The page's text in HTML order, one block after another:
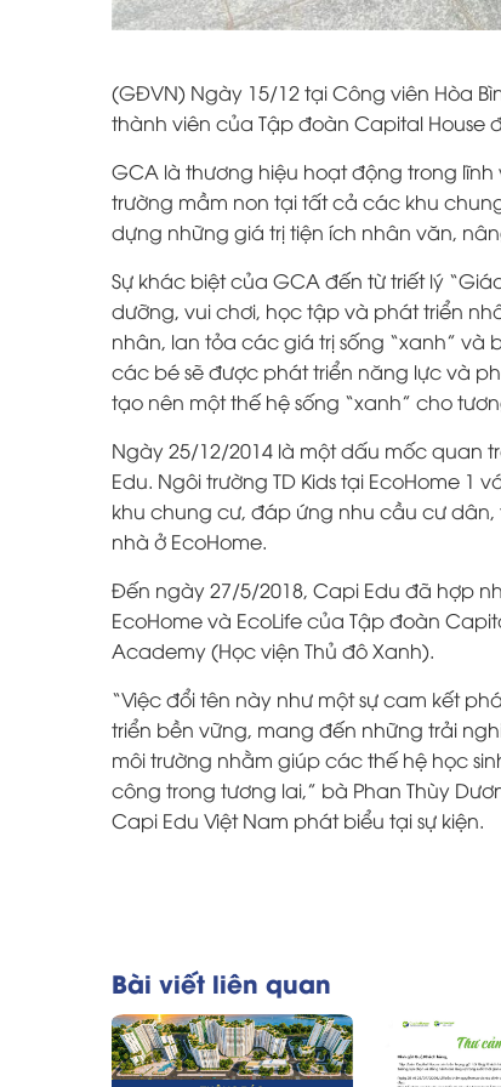
(GĐVN) Ngày 15/12 tại Công viên Hòa
thành viên của Tập đoàn Capital House
GCA là thương hiệu hoạt động trong
trường mầm non tại tất cả các khu
dựng những giá trị tiện ích nhân văn,
Sự khác biệt của GCA đến từ triết lý
dưỡng, vui chơi, học tập và phát triển
nhân, lan tỏa các giá trị sống “xanh”
các bé sẽ được phát triển năng lực và
tạo nên một thế hệ sống “xanh” cho
Ngày 25/12/2014 là một dấu mốc quan
Edu. Ngôi trường TD Kids tại EcoHome
khu chung cư, đáp ứng nhu cầu cư
nhà ở EcoHome.
Đến ngày 27/5/2018, Capi Edu đã hợp
EcoHome và EcoLife của Tập đoàn
Academy (Học viện Thủ đô Xanh).
“Việc đổi tên này như một sự cam kết
triển bền vững, mang đến những trải
môi trường nhằm giúp các thế hệ học
công trong tương lai,” bà Phan Thùy
Capi Edu Việt Nam phát biểu tại sự kiện.
Bài viết liên quan